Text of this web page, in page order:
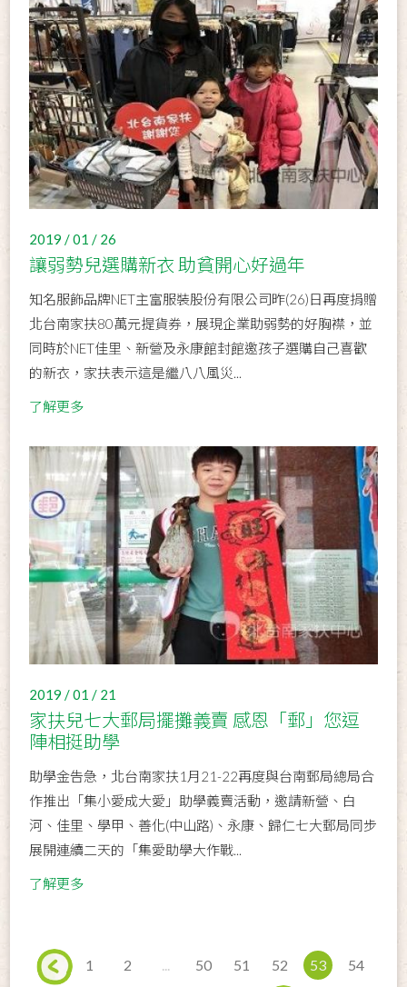
2019 / 01 / 26
讓弱勢兒選購新衣 助貧開心好過年
知名服飾品牌NET主富服裝股份有限公司昨(26)日再度捐贈
北台南家扶80萬元提貨券，展現企業助弱勢的好胸襟，並
同時於NET佳里、新營及永康館封館邀孩子選購自己喜歡
的新衣，家扶表示這是繼八八風災...
了解更多
2019 / 01 / 21
家扶兒七大郵局擺攤義賣 感恩「郵」您逗
陣相挺助學
助學金告急，北台南家扶1月21-22再度與台南郵局總局合
作推出「集小愛成大愛」助學義賣活動，邀請新營、白
河、佳里、學甲、善化(中山路)、永康、歸仁七大郵局同步
展開連續二天的「集愛助學大作戰...
了解更多
1 2 50 51 52 53 54